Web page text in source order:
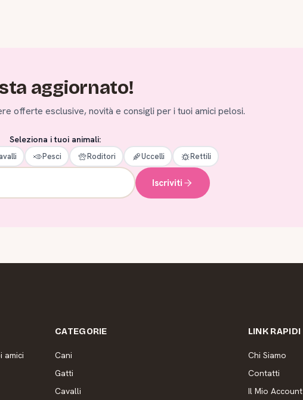
aggiornato!
offerte esclusive, novità e consigli per i tuoi amici pelosi.
Seleziona i tuoi animali:
Pesci Roditori Uccelli Rettili
Iscriviti
amici
CATEGORIE
Cani
Gatti
Cavalli
LINK RAPIDI
Chi Siamo
Contatti
Il Mio Account